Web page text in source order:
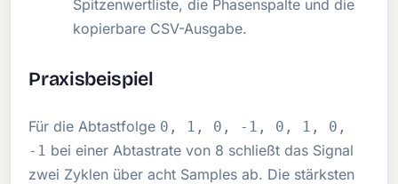
Spitzenwertliste, die Phasenspalte und die
kopierbare CSV-Ausgabe.
Praxisbeispiel
Für die Abtastfolge 0, 1, 0, -1, 0, 1, 0,
-1 bei einer Abtastrate von 8 schließt das Signal
zwei Zyklen über acht Samples ab. Die stärksten